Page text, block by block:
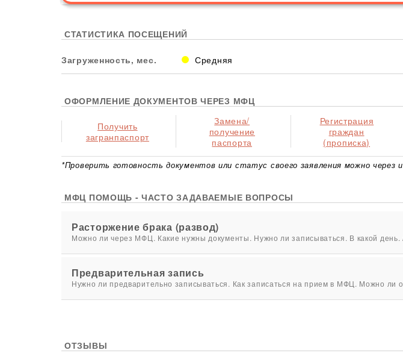
СТАТИСТИКА ПОСЕЩЕНИЙ
Загруженность, мес. Средняя
ОФОРМЛЕНИЕ ДОКУМЕНТОВ ЧЕРЕЗ МФЦ
Получить
загранпаспорт
Замена/
получение
паспорта
Регистрация
граждан
(прописка)
*Проверить готовность документов или статус своего заявления можно
МФЦ ПОМОЩЬ - ЧАСТО ЗАДАВАЕМЫЕ ВОПРОСЫ
Расторжение брака (развод)
Можно ли через МФЦ. Какие нужны документы. Нужно ли записываться. В какой
Предварительная запись
Нужно ли предварительно записываться. Как записаться на прием в МФЦ. Можно ли
ОТЗЫВЫ